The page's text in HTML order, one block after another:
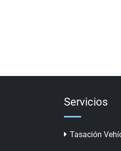
Servicios
Tasación